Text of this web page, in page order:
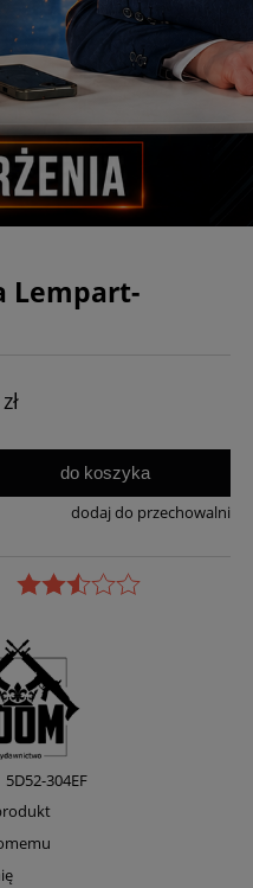
Lempart-
do koszyka
dodaj do przechowalni
5D52-304EF